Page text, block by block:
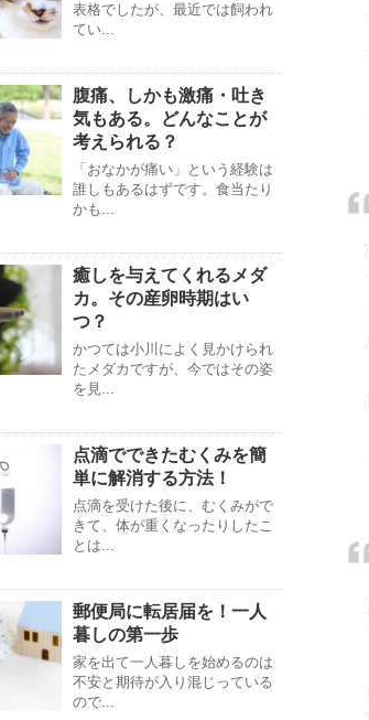
表格でしたが、最近では飼われ
てい...
腹痛、しかも激痛・吐き
気もある。どんなことが
考えられる？
「おなかが痛い」という経験は
誰しもあるはずです。食当たり
かも...
癒しを与えてくれるメダ
カ。その産卵時期はい
つ？
かつては小川によく見かけられ
たメダカですが、今ではその姿
を見...
点滴でできたむくみを簡
単に解消する方法！
点滴を受けた後に、むくみがで
きて、体が重くなったりしたこ
とは...
郵便局に転居届を！一人
暮しの第一歩
家を出て一人暮しを始めるのは
不安と期待が入り混じっている
ので...